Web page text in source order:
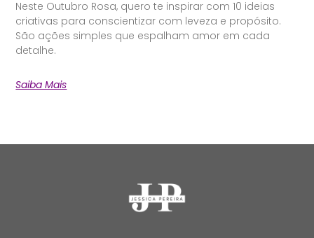
Neste Outubro Rosa, quero te inspirar com 10 ideias
criativas para conscientizar com leveza e propósito.
São ações simples que espalham amor em cada
detalhe.
Saiba Mais